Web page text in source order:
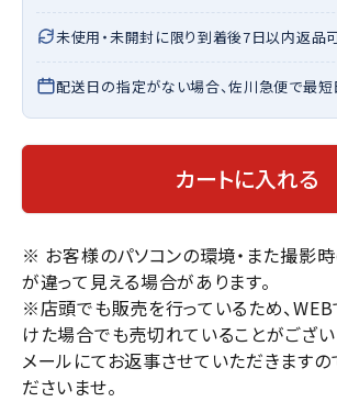
未使用・未開封に限り到着後7日以内返品
配送日の指定がない場合、佐川急便で最
カートに入れる
※ お客様のパソコンの環境・また撮影
が違って見える場合があります。
※店頭でも販売を行っているため、
けた場合でも売切れていることがござい
メールにてお返事させていただきますの
ださいませ。